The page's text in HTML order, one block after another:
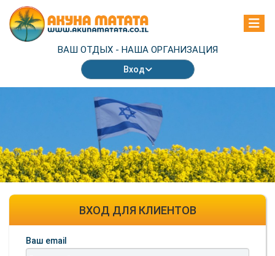
ВАШ ОТДЫХ - НАША ОРГАНИЗАЦИЯ
Вход
ВХОД ДЛЯ КЛИЕНТОВ
Ваш email